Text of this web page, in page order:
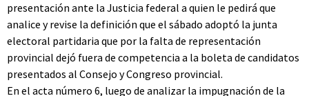
presentación ante la Justicia federal a quien le pedirá que
analice y revise la definición que el sábado adoptó la junta
electoral partidaria que por la falta de representación
provincial dejó fuera de competencia a la boleta de candidatos
presentados al Consejo y Congreso provincial.
En el acta número 6, luego de analizar la impugnación de la